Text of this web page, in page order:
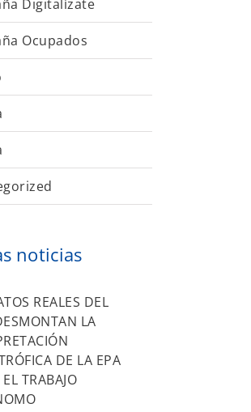
Digitalízate
Ocupados
noticias
REALES DEL
LA
DE LA EPA
TRABAJO